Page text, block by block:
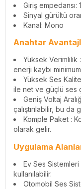
Giriş empedansı:
Sinyal gürültü
Kanal: Mono
Anahtar
Yüksek Verimlilik
enerji kaybı
Yüksek Ses
ile net ve güçlü ses
Geniş Voltaj
çalıştırılabilir, bu da
Komple Paket :
olarak gelir.
Uygulama
Ev Ses Sistemleri
kullanılabilir.
Otomobil Ses